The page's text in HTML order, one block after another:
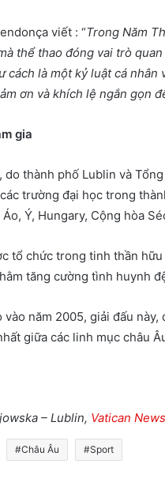
viết : “Trong Năm
thể thao đóng vai trò
cách là một kỷ luật cá nhân
ơn và khích lệ ngắn gọn
gia
do thành phố Lublin và
trường đại học trong
Ý, Hungary, Cộng hòa
tổ chức trong tinh thần
tăng cường tình huynh
vào năm 2005, giải đấu
giữa các linh mục châu
– Lublin, Vatican News
#Châu Âu #Sport